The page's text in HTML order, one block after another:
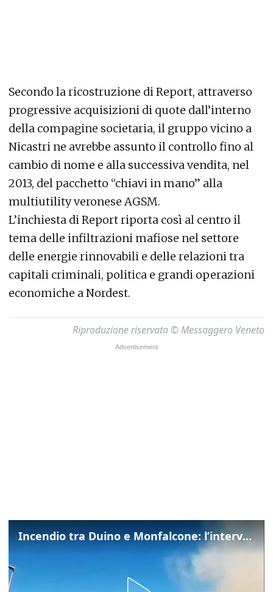
Secondo la ricostruzione di Report, attraverso
progressive acquisizioni di quote dall’interno
della compagine societaria, il gruppo vicino a
Nicastri ne avrebbe assunto il controllo fino al
cambio di nome e alla successiva vendita, nel
2013, del pacchetto “chiavi in mano” alla
multiutility veronese AGSM.
L’inchiesta di Report riporta così al centro il
tema delle infiltrazioni mafiose nel settore
delle energie rinnovabili e delle relazioni tra
capitali criminali, politica e grandi operazioni
economiche a Nordest.
Riproduzione riservata © Messaggero Veneto
Incendio tra Duino e Monfalcone: l’intervento dei vigili del fuoco